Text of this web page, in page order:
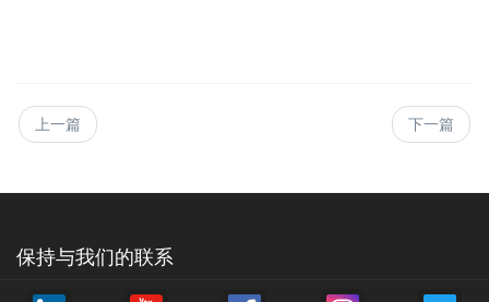
上一篇 下一篇
保持与我们的联系